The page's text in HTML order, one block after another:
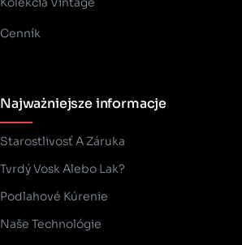
Cenník
Najważniejsze informacje
Starostlivosť A Záruka
Tvrdý Vosk Alebo Lak?
Podlahové Kúrenie
Naše Technológie